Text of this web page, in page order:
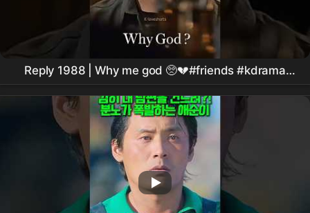
Reply 1988 | Why me god 🥺💔#friends #kdrama
#shorts #viral #hyeri